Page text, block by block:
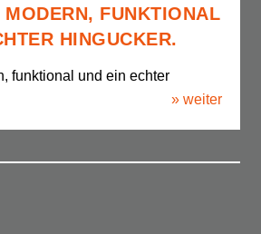
FUNKTIONAL
HINGUCKER.
funktional und ein echter
» weiter